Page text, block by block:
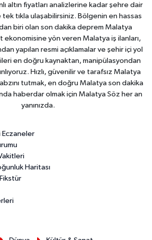
altın fiyatları analizlerine kadar şehre dair
tıkla ulaşabilirsiniz. Bölgenin en hassas
biri olan son dakika deprem Malatya
yön veren Malatya iş ilanları,
yapılan resmi açıklamalar ve şehir içi yol
en doğru kaynaktan, manipülasyondan
Hızlı, güvenilir ve tarafsız Malatya
tutmak, en doğru Malatya son dakika
haberdar olmak için Malatya Söz her an
yanınızda.
Haritası